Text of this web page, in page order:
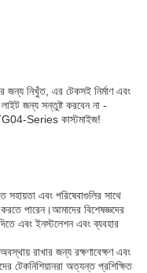
জন্য নিখুঁত, এর টেকসই নির্মাণ এবং
জন্য সন্তুষ্ট করবেন না -
Series কাস্টমাইজ!
এবং পরিষেবাগুলির সাথে
পারেন।আমাদের বিশেষজ্ঞদের
এবং ইনস্টলেশন এবং ব্যবহার
রাখার জন্য রক্ষণাবেক্ষণ এবং
টেকনিশিয়ানরা অত্যন্ত প্রশিক্ষিত